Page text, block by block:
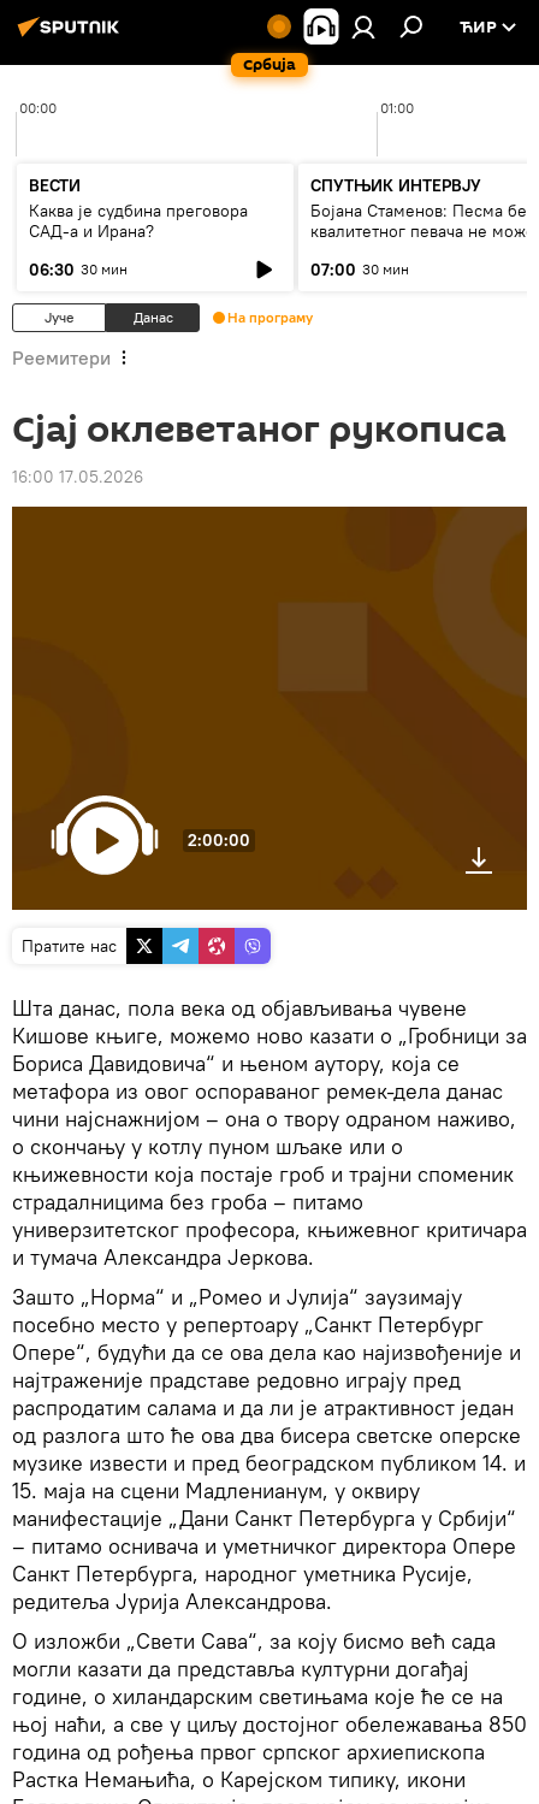
Србија
ЋИР
00:00 01:00
ВЕСТИ
Каква је судбина преговора
САД-а и Ирана?
06:30 30 мин
СПУТЊИК ИНТЕРВЈУ
Бојана Стаменов: Песма без
квалитетног певача не може
07:00 30 мин
Јуче Данас На програму
Реемитери
Сјај оклеветаног рукописа
16:00 17.05.2026
2:00:00
Пратите нас
Шта данас, пола века од објављивања чувене
Кишове књиге, можемо ново казати о „Гробници за
Бориса Давидовича“ и њеном аутору, која се
метафора из овог оспораваног ремек-дела данас
чини најснажнијом – она о твору одраном наживо,
о скончању у котлу пуном шљаке или о
књижевности која постаје гроб и трајни споменик
страдалницима без гроба – питамо
универзитетског професора, књижевног критичара
и тумача Александра Јеркова.
Зашто „Норма“ и „Ромео и Јулија“ заузимају
посебно место у репертоару „Санкт Петербург
Опере“, будући да се ова дела као најизвођеније и
најтраженије прадставе редовно играју пред
распродатим салама и да ли је атрактивност један
од разлога што ће ова два бисера светске оперске
музике извести и пред београдском публиком 14. и
15. маја на сцени Мадленианум, у оквиру
манифестације „Дани Санкт Петербурга у Србији“
– питамо оснивача и уметничког директора Опере
Санкт Петербурга, народног уметника Русије,
редитеља Јурија Александрова.
О изложби „Свети Сава“, за коју бисмо већ сада
могли казати да представља културни догађај
године, о хиландарским светињама које ће се на
њој наћи, а све у циљу достојног обележавања 850
година од рођења првог српског архиепископа
Растка Немањића, о Карејском типику, икони